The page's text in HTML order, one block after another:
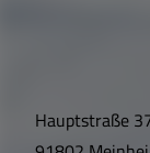
f
Hauptstraße